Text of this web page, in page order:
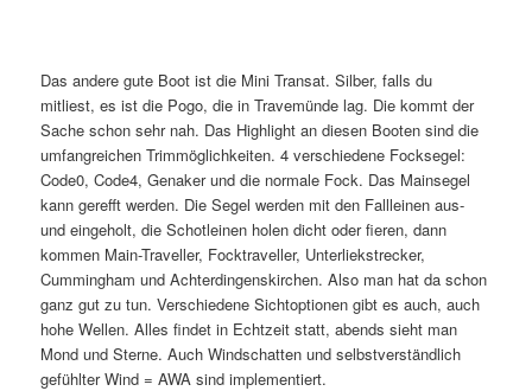
Das andere gute Boot ist die Mini Transat. Silber, falls du
mitliest, es ist die Pogo, die in Travemünde lag. Die kommt der
Sache schon sehr nah. Das Highlight an diesen Booten sind die
umfangreichen Trimmöglichkeiten. 4 verschiedene Focksegel:
Code0, Code4, Genaker und die normale Fock. Das Mainsegel
kann gerefft werden. Die Segel werden mit den Fallleinen aus-
und eingeholt, die Schotleinen holen dicht oder fieren, dann
kommen Main-Traveller, Focktraveller, Unterliekstrecker,
Cummingham und Achterdingenskirchen. Also man hat da schon
ganz gut zu tun. Verschiedene Sichtoptionen gibt es auch, auch
hohe Wellen. Alles findet in Echtzeit statt, abends sieht man
Mond und Sterne. Auch Windschatten und selbstverständlich
gefühlter Wind = AWA sind implementiert.